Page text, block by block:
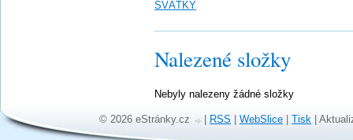
SVÁTKY
Nalezené složky
Nebyly nalezeny žádné složky
© 2026 eStránky.cz RSS WebSlice Tisk